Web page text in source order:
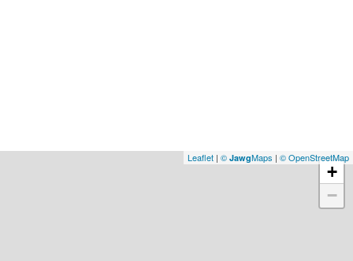
+
−
Leaflet | © JawgMaps | © OpenStreetMap